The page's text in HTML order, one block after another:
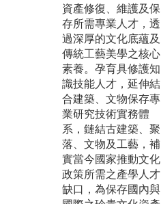
資產修復、維護及保
存所需專業人才，透
過深厚的文化底蘊及
傳統工藝美學之核心
素養。孕育具修護知
識技能人才，延伸結
合建築、文物保存專
業研究技術實務體
系，鏈結古建築、聚
落、文物及工藝，補
實當今國家推動文化
政策所需之產學人才
缺口，為保存國內與